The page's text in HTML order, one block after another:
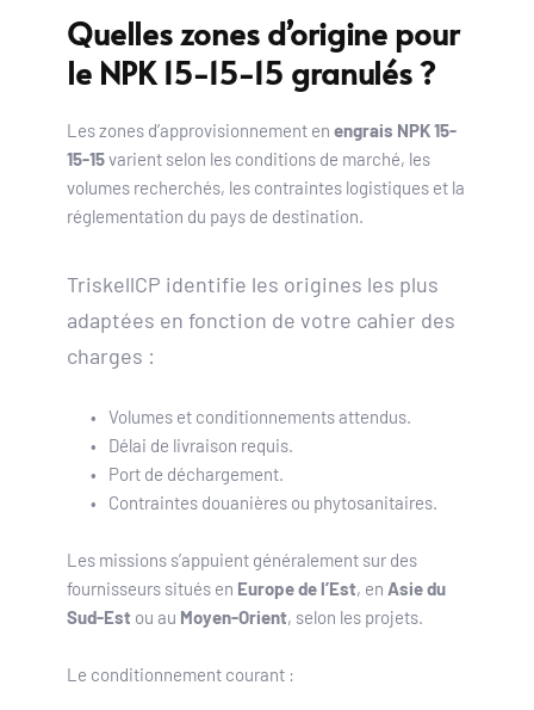
Quelles zones d’origine pour
le NPK 15-15-15 granulés ?
Les zones d’approvisionnement en engrais NPK 15-
15-15 varient selon les conditions de marché, les
volumes recherchés, les contraintes logistiques et la
réglementation du pays de destination.
TriskellCP identifie les origines les plus
adaptées en fonction de votre cahier des
charges :
Volumes et conditionnements attendus.
Délai de livraison requis.
Port de déchargement.
Contraintes douanières ou phytosanitaires.
Les missions s’appuient généralement sur des
fournisseurs situés en Europe de l’Est, en Asie du
Sud-Est ou au Moyen-Orient, selon les projets.
Le conditionnement courant :